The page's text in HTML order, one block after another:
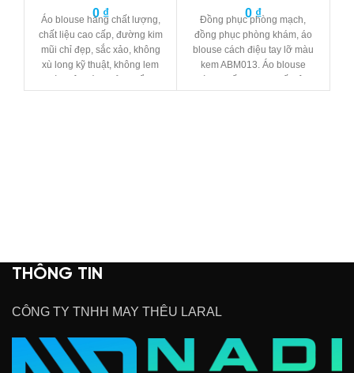
0 ₫
Áo blouse hàng chất lượng,
chất liệu cao cấp, đường kim
mũi chỉ đẹp, sắc xảo, không
xù long kỹ thuật, không lem
0 ₫
Đồng phục phòng mạch,
đồng phục phòng khám, áo
blouse cách điệu tay lỡ màu
kem ABM013. Áo blouse
THÔNG TIN
CÔNG TY TNHH MAY THÊU LARAL